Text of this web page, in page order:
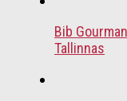
Bib
Tallinnas